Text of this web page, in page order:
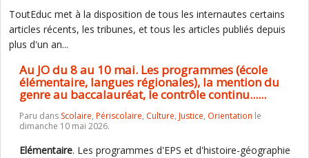
ToutEduc met à la disposition de tous les internautes certains
articles récents, les tribunes, et tous les articles publiés depuis
plus d'un an...
Au JO du 8 au 10 mai. Les programmes (école
élémentaire, langues régionales), la mention du
genre au baccalauréat, le contrôle continu......
Paru dans Scolaire, Périscolaire, Culture, Justice, Orientation le
dimanche 10 mai 2026.
Elémentaire. Les programmes d'EPS et d'histoire-géographie